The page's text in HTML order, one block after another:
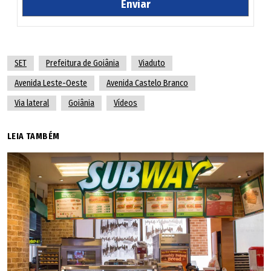
Enviar
SET Prefeitura de Goiânia
Viaduto
Avenida Leste-Oeste
Avenida Castelo Branco
Via lateral
Goiânia Vídeos
LEIA TAMBÉM